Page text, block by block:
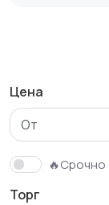
сэндвичницы,
тостеры
Цена
🔥Срочно
Торг